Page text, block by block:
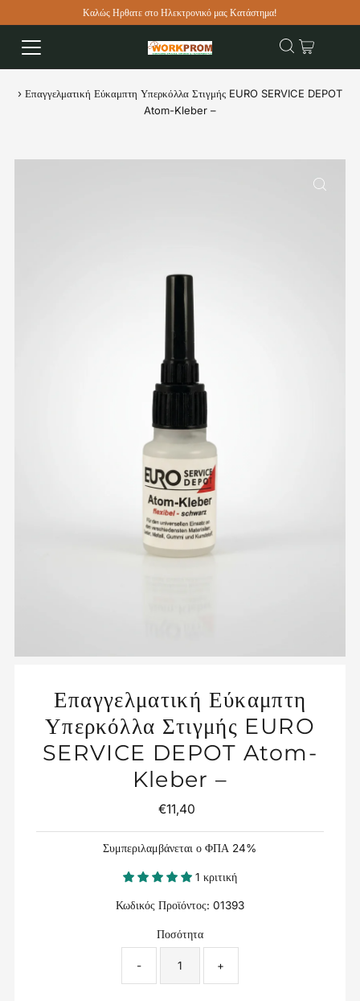
Καλώς Ηρθατε στο Ηλεκτρονικό μας Κατάστημα!
› Επαγγελματική Εύκαμπτη Υπερκόλλα Στιγμής EURO SERVICE DEPOT
Atom-Kleber –
Επαγγελματική Εύκαμπτη
Υπερκόλλα Στιγμής EURO
SERVICE DEPOT Atom-
Kleber –
Κανονική
€11,40
Συμπεριλαμβάνεται ο ΦΠΑ 24%
1 κριτική
Κωδικός Προϊόντος: 01393
Ποσότητα
- +